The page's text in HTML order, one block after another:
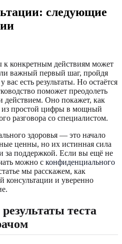
следующие
к конкретным действиям может
важный первый шаг, пройдя
вас есть результаты. Но остаётся
поможет преодолеть
действием. Оно покажет, как
из простой цифры в мощный
разговора со специалистом.
здоровья — это начало
ценны, но их истинная сила
за поддержкой. Если вы ещё не
можно с конфиденциального
мы расскажем, как
консультации и уверенно
теста